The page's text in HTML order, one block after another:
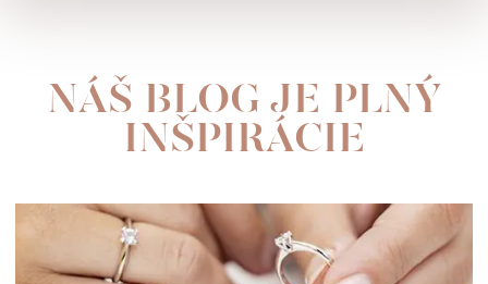
NÁŠ BLOG JE PLNÝ
INŠPIRÁCIE